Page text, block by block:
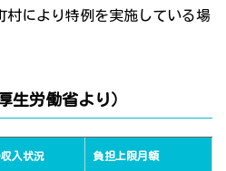
により特例を実施している場
生労働省より）
入状況 負担上限月額